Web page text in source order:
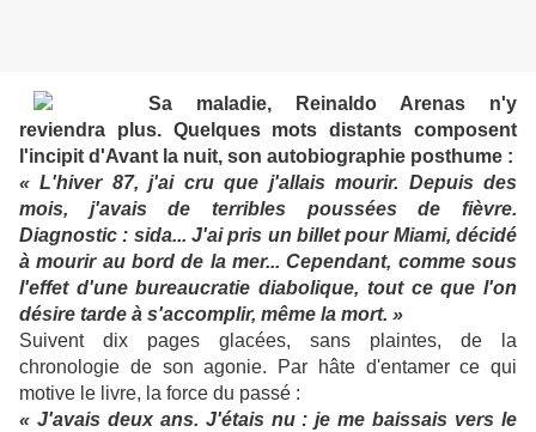
Sa maladie, Reinaldo Arenas n'y
reviendra plus. Quelques mots distants composent
l'incipit d'Avant la nuit, son autobiographie posthume :
« L'hiver 87, j'ai cru que j'allais mourir. Depuis des
mois, j'avais de terribles poussées de fièvre.
Diagnostic : sida... J'ai pris un billet pour Miami, décidé
à mourir au bord de la mer... Cependant, comme sous
l'effet d'une bureaucratie diabolique, tout ce que l'on
désire tarde à s'accomplir, même la mort. »
Suivent dix pages glacées, sans plaintes, de la
chronologie de son agonie. Par hâte d'entamer ce qui
motive le livre, la force du passé :
« J'avais deux ans. J'étais nu : je me baissais vers le